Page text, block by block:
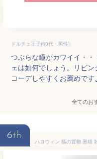
ドルチェ王子(60代・男性)
つぶらな瞳がカワイイ・
ェは如何でしょう。リビ
コーデしやすくお薦めです
全てのお
6th